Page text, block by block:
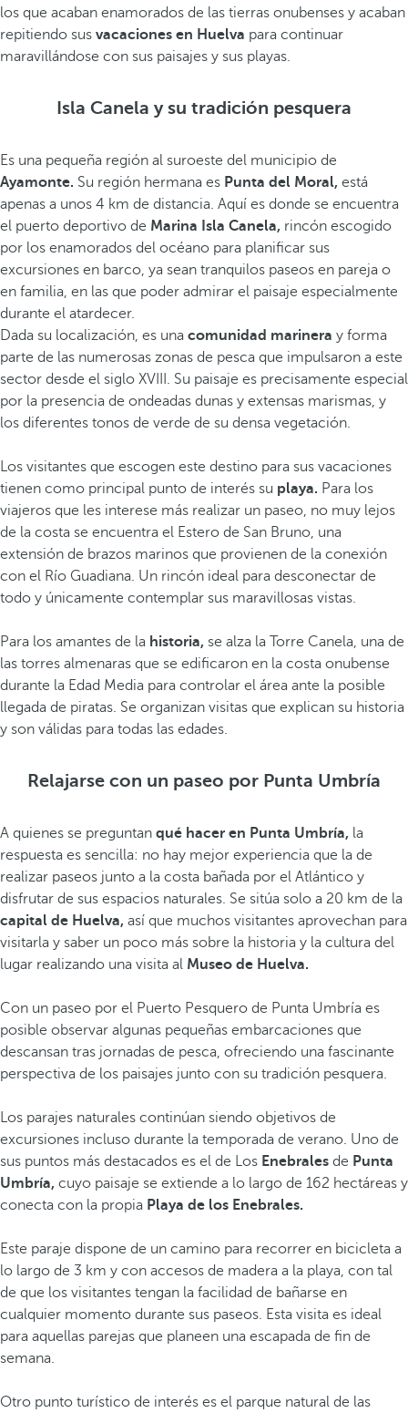
los que acaban enamorados de las tierras onubenses y acaban
repitiendo sus vacaciones en Huelva para continuar
maravillándose con sus paisajes y sus playas.
Isla Canela y su tradición pesquera
Es una pequeña región al suroeste del municipio de
Ayamonte. Su región hermana es Punta del Moral, está
apenas a unos 4 km de distancia. Aquí es donde se encuentra
el puerto deportivo de Marina Isla Canela, rincón escogido
por los enamorados del océano para planificar sus
excursiones en barco, ya sean tranquilos paseos en pareja o
en familia, en las que poder admirar el paisaje especialmente
durante el atardecer.
Dada su localización, es una comunidad marinera y forma
parte de las numerosas zonas de pesca que impulsaron a este
sector desde el siglo XVIII. Su paisaje es precisamente especial
por la presencia de ondeadas dunas y extensas marismas, y
los diferentes tonos de verde de su densa vegetación.
Los visitantes que escogen este destino para sus vacaciones
tienen como principal punto de interés su playa. Para los
viajeros que les interese más realizar un paseo, no muy lejos
de la costa se encuentra el Estero de San Bruno, una
extensión de brazos marinos que provienen de la conexión
con el Río Guadiana. Un rincón ideal para desconectar de
todo y únicamente contemplar sus maravillosas vistas.
Para los amantes de la historia, se alza la Torre Canela, una de
las torres almenaras que se edificaron en la costa onubense
durante la Edad Media para controlar el área ante la posible
llegada de piratas. Se organizan visitas que explican su historia
y son válidas para todas las edades.
Relajarse con un paseo por Punta Umbría
A quienes se preguntan qué hacer en Punta Umbría, la
respuesta es sencilla: no hay mejor experiencia que la de
realizar paseos junto a la costa bañada por el Atlántico y
disfrutar de sus espacios naturales. Se sitúa solo a 20 km de la
capital de Huelva, así que muchos visitantes aprovechan para
visitarla y saber un poco más sobre la historia y la cultura del
lugar realizando una visita al Museo de Huelva.
Con un paseo por el Puerto Pesquero de Punta Umbría es
posible observar algunas pequeñas embarcaciones que
descansan tras jornadas de pesca, ofreciendo una fascinante
perspectiva de los paisajes junto con su tradición pesquera.
Los parajes naturales continúan siendo objetivos de
excursiones incluso durante la temporada de verano. Uno de
sus puntos más destacados es el de Los Enebrales de Punta
Umbría, cuyo paisaje se extiende a lo largo de 162 hectáreas y
conecta con la propia Playa de los Enebrales.
Este paraje dispone de un camino para recorrer en bicicleta a
lo largo de 3 km y con accesos de madera a la playa, con tal
de que los visitantes tengan la facilidad de bañarse en
cualquier momento durante sus paseos. Esta visita es ideal
para aquellas parejas que planeen una escapada de fin de
semana.
Otro punto turístico de interés es el parque natural de las